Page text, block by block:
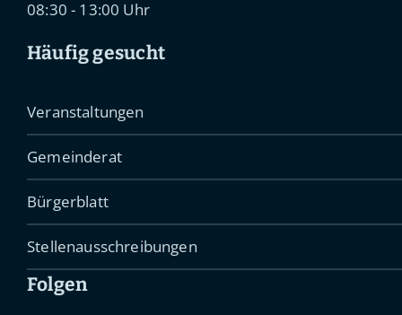
08:30 - 13:00 Uhr
Häufig gesucht
Veranstaltungen
Gemeinderat
Bürgerblatt
Stellenausschreibungen
Folgen